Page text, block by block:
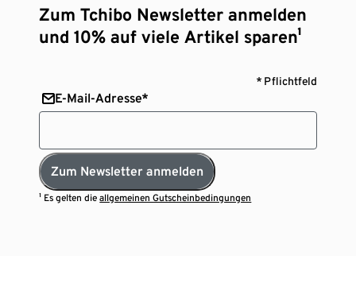
Zum Tchibo Newsletter anmelden
und 10% auf viele Artikel sparen¹
* Pflichtfeld
E-Mail-Adresse*
Zum Newsletter anmelden
¹ Es gelten dieallgemeinen Gutscheinbedingungen